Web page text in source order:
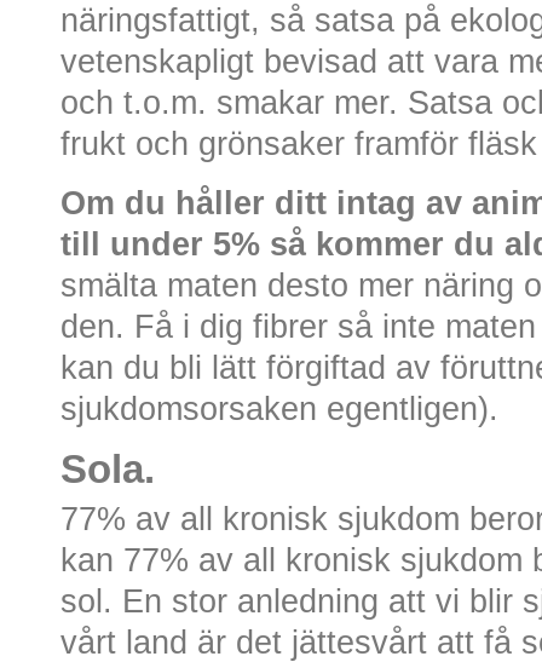
näringsfattigt, så satsa på
vetenskapligt bevisad att vara
och t.o.m. smakar mer. Satsa
frukt och grönsaker framför
Om du håller ditt intag av
till under 5% så kommer du
smälta maten desto mer näring
den. Få i dig fibrer så inte
kan du bli lätt förgiftad av
sjukdomsorsaken egentligen).
Sola.
77% av all kronisk sjukdom
kan 77% av all kronisk
sol. En stor anledning att vi blir
vårt land är det jättesvårt att få